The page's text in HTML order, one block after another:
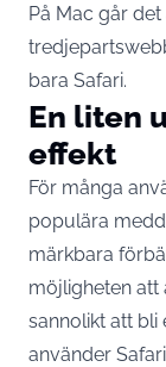
På Mac går
bara Safari.
En liten
effekt
För många
populära
märkbara
möjligheten att
sannolikt att bli
använder